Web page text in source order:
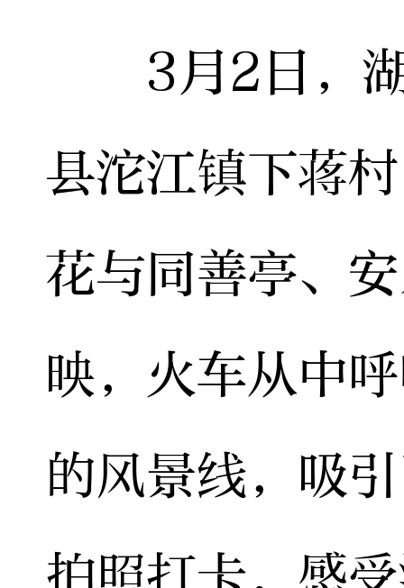
3月2日，湖
县沱江镇下蒋
花与同善亭、
映，火车从中
的风景线，吸